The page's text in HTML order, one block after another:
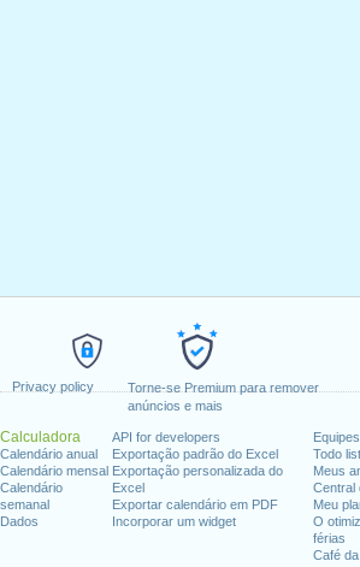
Privacy policy
Torne-se Premium para remover
anúncios e mais
Calculadora
Calendário anual
Calendário mensal
Calendário
semanal
Dados
API for developers
Exportação padrão do Excel
Exportação personalizada do
Excel
Exportar calendário em PDF
Incorporar um widget
Equipes
Todo list
Meus
Central
Meu
O
férias
Café